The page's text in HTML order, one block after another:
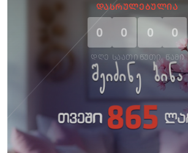
ᲓᲐᲡᲠᲣᲚᲔᲑᲣᲚᲘᲐ
0
ᲓᲦᲔ
0
ᲡᲐᲐᲗᲘ
0
ᲬᲣᲗᲘ
0
ᲬᲐᲛᲘ